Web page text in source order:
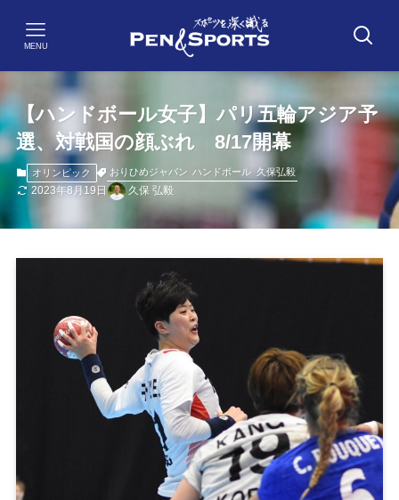
MENU
【ハンドボール女子】パリ五輪アジア予
選、対戦国の顔ぶれ 8/17開幕
オリンピック おりひめジャパン ハンドボール 久保弘毅
2023年8月19日 久保 弘毅